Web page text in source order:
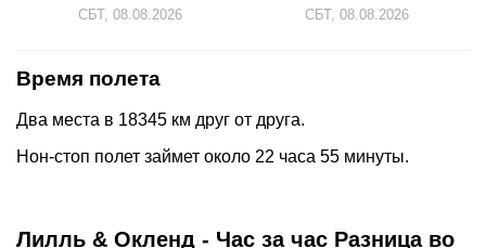
СБТ, 08.08.2026 СБТ, 08.08.2026
Время полета
Два места в 18345 км друг от друга.
Нон-стоп полет займет около 22 часа 55 минуты.
Лилль & Окленд - Час за час Разница во